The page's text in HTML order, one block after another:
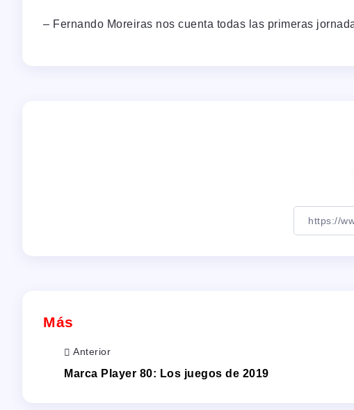
– Fernando Moreiras nos cuenta todas las primeras
Más
Anterior
Marca Player 80: Los juegos de 2019